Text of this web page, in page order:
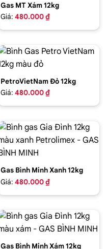
Gas MT Xám 12kg
Giá: 480.000 ₫
PetroVietNam Đỏ 12kg
Giá: 480.000 ₫
Gas Bình Minh Xanh 12kg
Giá: 480.000 ₫
Gas Bình Minh Xám 12kg